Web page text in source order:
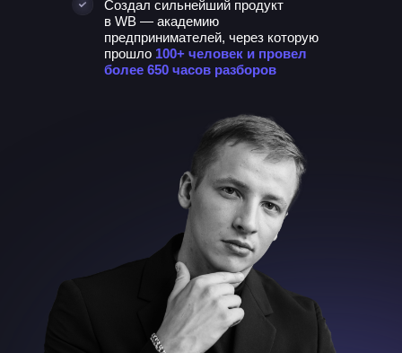
Создал сильнейший продукт
в WB — академию
предпринимателей, через которую
прошло 100+ человек и провел
более 650 часов разборов